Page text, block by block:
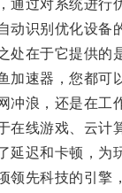
过对系统进行
识别优化设备
在于它提供的是
速器，您都可
浪，还是在工
线游戏、云计
迟和卡顿，为玩
先科技的引擎，